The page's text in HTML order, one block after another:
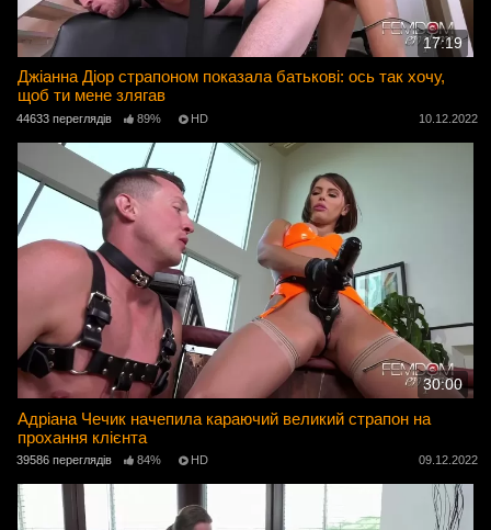
17:19
Джіанна Діор страпоном показала батькові: ось так хочу,
щоб ти мене злягав
44633 переглядів 89% HD 10.12.2022
30:00
Адріана Чечик начепила караючий великий страпон на
прохання клієнта
39586 переглядів 84% HD 09.12.2022